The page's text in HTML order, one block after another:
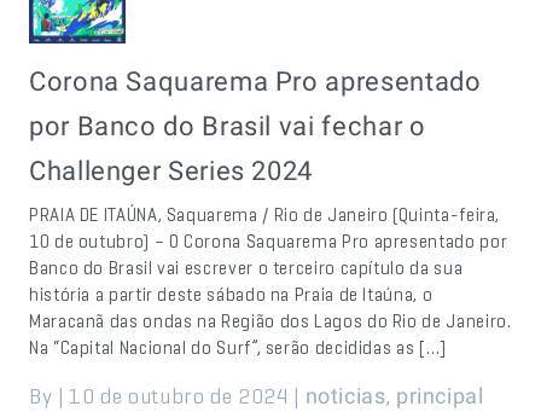
Corona Saquarema Pro apresentado
por Banco do Brasil vai fechar o
Challenger Series 2024
PRAIA DE ITAÚNA, Saquarema / Rio de Janeiro (Quinta-feira,
10 de outubro) – O Corona Saquarema Pro apresentado por
Banco do Brasil vai escrever o terceiro capítulo da sua
história a partir deste sábado na Praia de Itaúna, o
Maracanã das ondas na Região dos Lagos do Rio de Janeiro.
Na “Capital Nacional do Surf”, serão decididas as […]
By | 10 de outubro de 2024 | noticias, principal